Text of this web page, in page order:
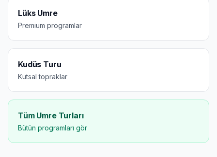
Lüks Umre
Premium programlar
Kudüs Turu
Kutsal topraklar
Tüm Umre Turları
Bütün programları gör